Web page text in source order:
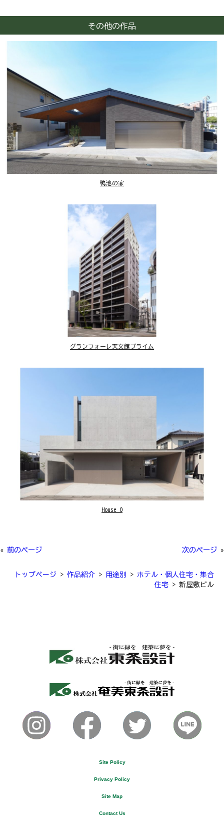
その他の作品
鴨池の家
グランフォーレ天文館プライム
House O
« 前のページ 次のページ »
トップページ > 作品紹介 > 用途別 > ホテル・個人住宅・集合
住宅 > 新屋敷ビル
Site Policy
Privacy Policy
Site Map
Contact Us